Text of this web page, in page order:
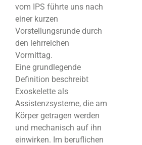
vom IPS führte uns nach
einer kurzen
Vorstellungsrunde durch
den lehrreichen
Vormittag.
Eine grundlegende
Definition beschreibt
Exoskelette als
Assistenzsysteme, die am
Körper getragen werden
und mechanisch auf ihn
einwirken. Im beruflichen